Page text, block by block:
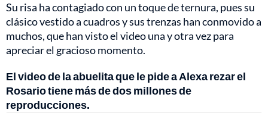
Su risa ha contagiado con un toque de ternura, pues su
clásico vestido a cuadros y sus trenzas han conmovido a
muchos, que han visto el video una y otra vez para
apreciar el gracioso momento.
El video de la abuelita que le pide a Alexa rezar el
Rosario tiene más de dos millones de
reproducciones.